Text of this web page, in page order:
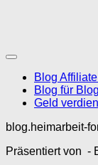
Blog
Blog für
Geld
blog.heimarbeit-
Präsentiert von -